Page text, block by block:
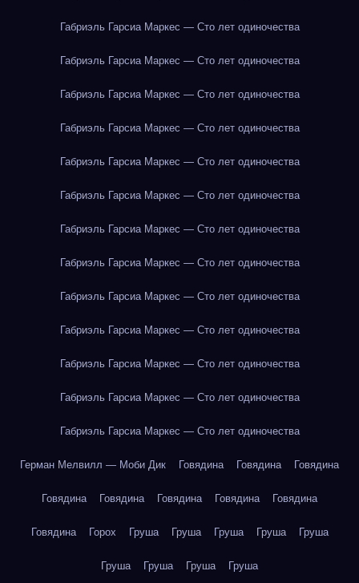
Габриэль Гарсиа Маркес — Сто лет одиночества
Габриэль Гарсиа Маркес — Сто лет одиночества
Габриэль Гарсиа Маркес — Сто лет одиночества
Габриэль Гарсиа Маркес — Сто лет одиночества
Габриэль Гарсиа Маркес — Сто лет одиночества
Габриэль Гарсиа Маркес — Сто лет одиночества
Габриэль Гарсиа Маркес — Сто лет одиночества
Габриэль Гарсиа Маркес — Сто лет одиночества
Габриэль Гарсиа Маркес — Сто лет одиночества
Габриэль Гарсиа Маркес — Сто лет одиночества
Габриэль Гарсиа Маркес — Сто лет одиночества
Габриэль Гарсиа Маркес — Сто лет одиночества
Габриэль Гарсиа Маркес — Сто лет одиночества
Герман Мелвилл — Моби Дик Говядина Говядина Говядина
Говядина Говядина Говядина Говядина Говядина
Говядина Горох Груша Груша Груша Груша Груша
Груша Груша Груша Груша